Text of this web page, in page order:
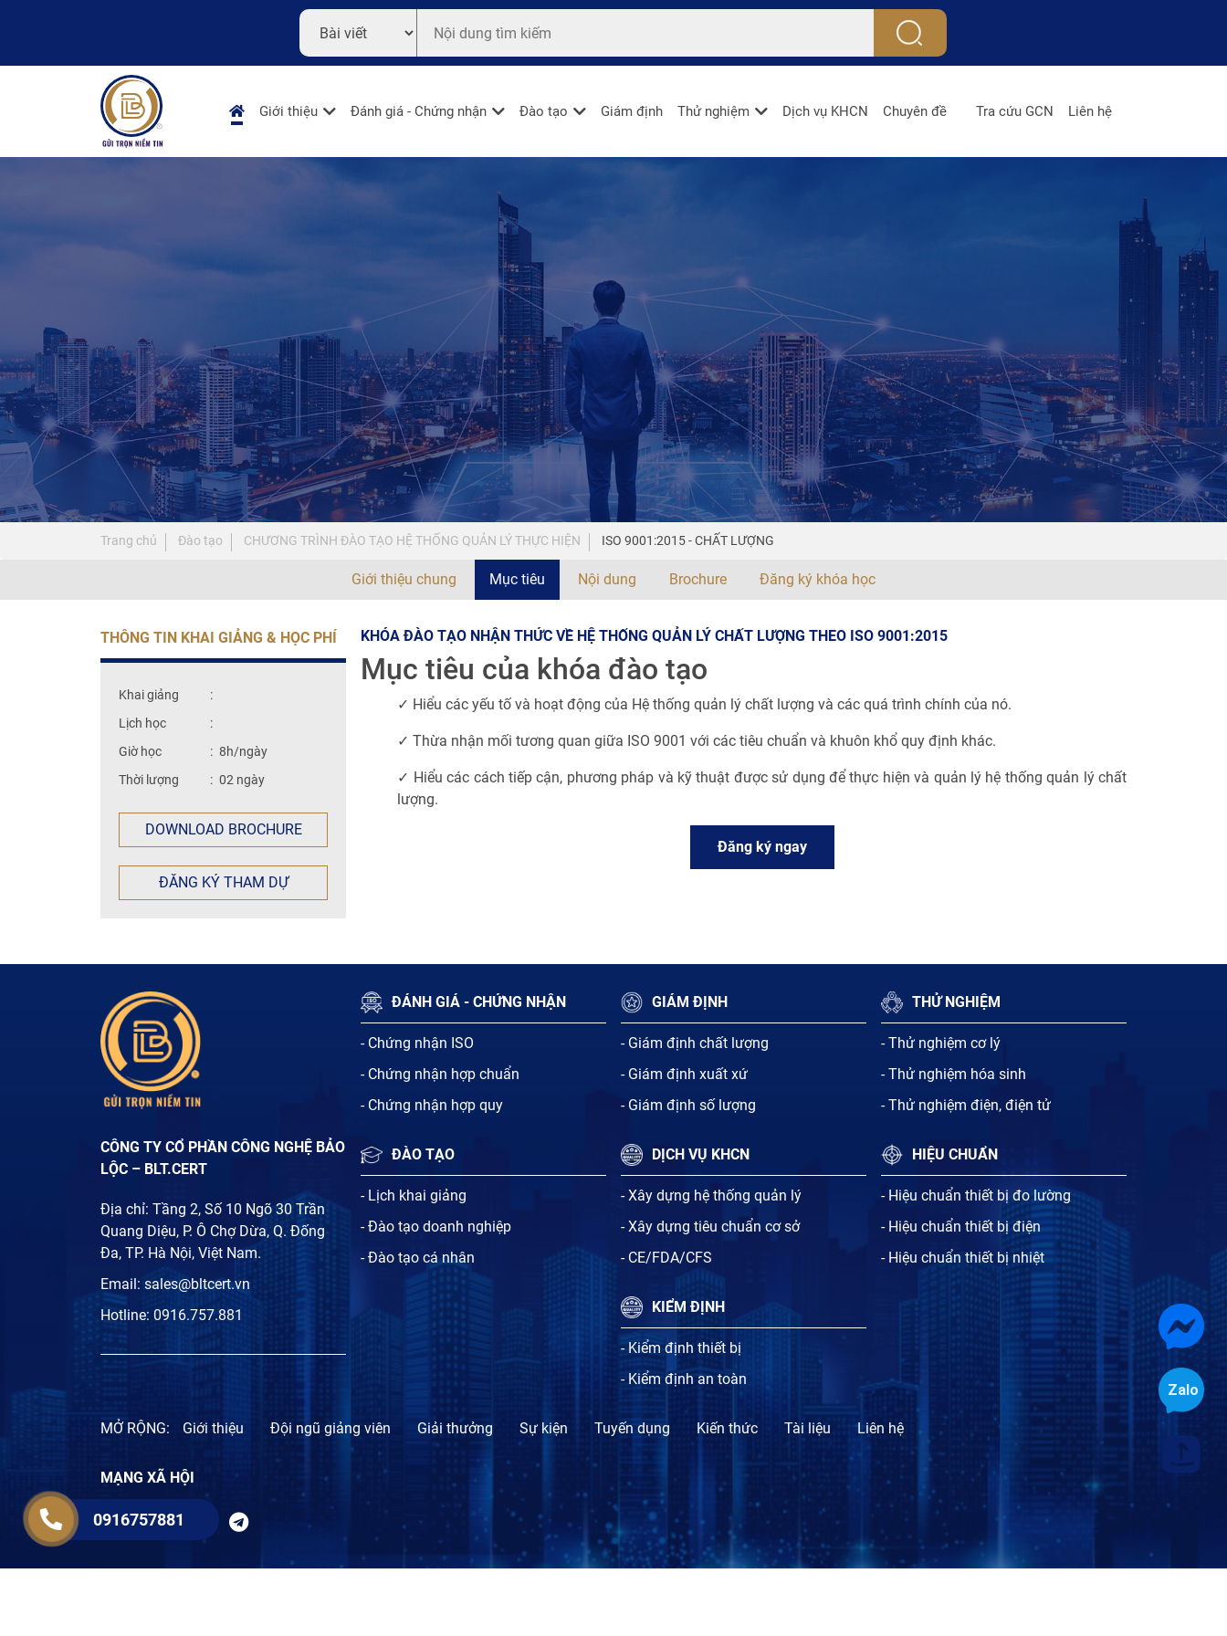
Giới thiệu Đánh giá - Chứng nhận Đào tạo Giám định Thử nghiệm Dịch vụ KHCN Chuyên đề Tra cứu GCN Liên hệ
Trang chủ Đào tạo CHƯƠNG TRÌNH ĐÀO TẠO HỆ THỐNG QUẢN LÝ THỰC HIỆN ISO 9001:2015 - CHẤT LƯỢNG
Giới thiệu chung Mục tiêu Nội dung Brochure Đăng ký khóa học
THÔNG TIN KHAI GIẢNG & HỌC PHÍ
Khai giảng
:
Lịch học
:
Giờ học
: 8h/ngày
Thời lượng
: 02 ngày
DOWNLOAD BROCHURE
ĐĂNG KÝ THAM DỰ
KHÓA ĐÀO TẠO NHẬN THỨC VỀ HỆ THỐNG QUẢN LÝ CHẤT LƯỢNG THEO ISO 9001:2015
Mục tiêu của khóa đào tạo
✓ Hiểu các yếu tố và hoạt động của Hệ thống quản lý chất lượng và các quá trình chính của nó.
✓ Thừa nhận mối tương quan giữa ISO 9001 với các tiêu chuẩn và khuôn khổ quy định khác.
✓ Hiểu các cách tiếp cận, phương pháp và kỹ thuật được sử dụng để thực hiện và quản lý hệ thống quản lý chất
lượng.
Đăng ký ngay
CÔNG TY CỔ PHẦN CÔNG NGHỆ BẢO
LỘC – BLT.CERT
Địa chỉ: Tầng 2, Số 10 Ngõ 30 Trần
Quang Diệu, P. Ô Chợ Dừa, Q. Đống
Đa, TP. Hà Nội, Việt Nam.
Email: sales@bltcert.vn
Hotline: 0916.757.881
ĐÁNH GIÁ - CHỨNG NHẬN
- Chứng nhận ISO
- Chứng nhận hợp chuẩn
- Chứng nhận hợp quy
ĐÀO TẠO
- Lịch khai giảng
- Đào tạo doanh nghiệp
- Đào tạo cá nhân
GIÁM ĐỊNH
- Giám định chất lượng
- Giám định xuất xứ
- Giám định số lượng
DỊCH VỤ KHCN
- Xây dựng hệ thống quản lý
- Xây dựng tiêu chuẩn cơ sở
- CE/FDA/CFS
KIỂM ĐỊNH
- Kiểm định thiết bị
- Kiểm định an toàn
THỬ NGHIỆM
- Thử nghiệm cơ lý
- Thử nghiệm hóa sinh
- Thử nghiệm điện, điện tử
HIỆU CHUẨN
- Hiệu chuẩn thiết bị đo lường
- Hiệu chuẩn thiết bị điện
- Hiệu chuẩn thiết bị nhiệt
MỞ RỘNG: Giới thiệu Đội ngũ giảng viên Giải thưởng Sự kiện Tuyến dụng Kiến thức Tài liệu Liên hệ
MẠNG XÃ HỘI
0916757881